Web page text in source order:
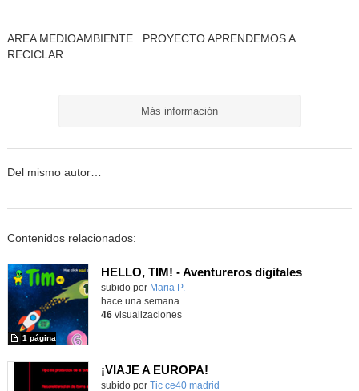
AREA MEDIOAMBIENTE . PROYECTO APRENDEMOS A
RECICLAR
Más información
Del mismo autor…
Contenidos relacionados:
HELLO, TIM! - Aventureros digitales
Contenido educativo.
subido por Maria P.
1 página
hace una semana
46visualizaciones
¡VIAJE A EUROPA!
subido por Tic ce40 madrid